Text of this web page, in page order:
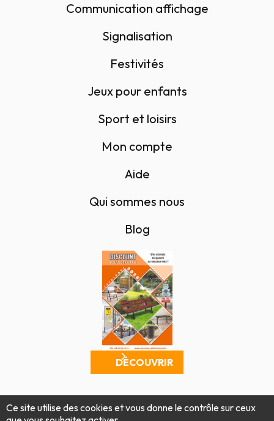
Communication affichage
Signalisation
Festivités
Jeux pour enfants
Sport et loisirs
Mon compte
Aide
Qui sommes nous
Blog
DÉCOUVRIR
Mentions légalesPolitique de confidentialité
Conditions générales de vente
Ce site utilise des cookies et vous donne le contrôle sur ceux